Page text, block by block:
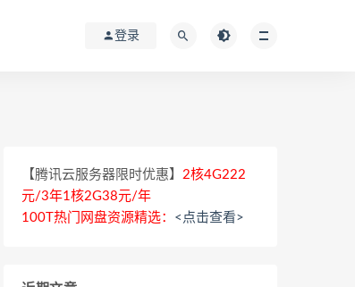
登录
【腾讯云服务器限时优惠】 2核4G222
元/3年1核2G38元/年
100T热门网盘资源精选： <点击查看>